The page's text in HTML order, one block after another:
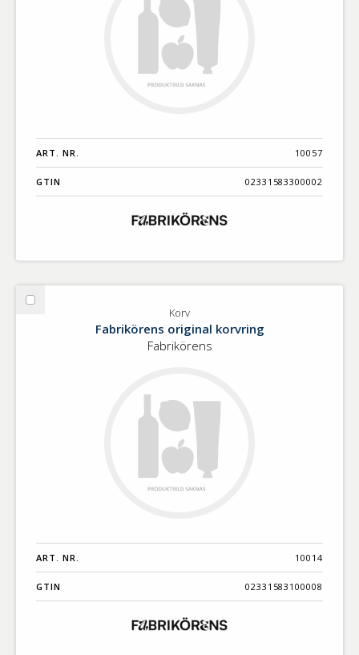
ART. NR. 10057
GTIN 02331583300002
Välj
Korv
Fabrikörens original korvring
Fabrikörens
ART. NR. 10014
GTIN 02331583100008